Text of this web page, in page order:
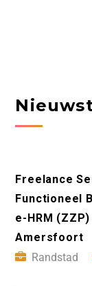
Freelance
Functioneel
e-HRM
Amersfoort
Randstad